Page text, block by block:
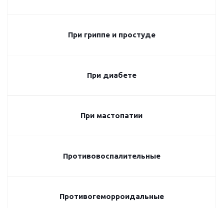
При гриппе и простуде
При диабете
При мастопатии
Противовоспалительные
Противогеморроидальные